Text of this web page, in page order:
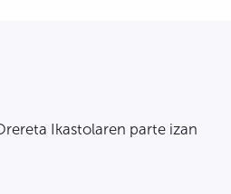
Ikastolaren parte izan